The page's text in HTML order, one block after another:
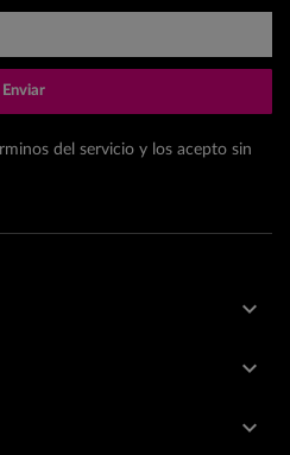
Enviar
del servicio y los acepto sin


